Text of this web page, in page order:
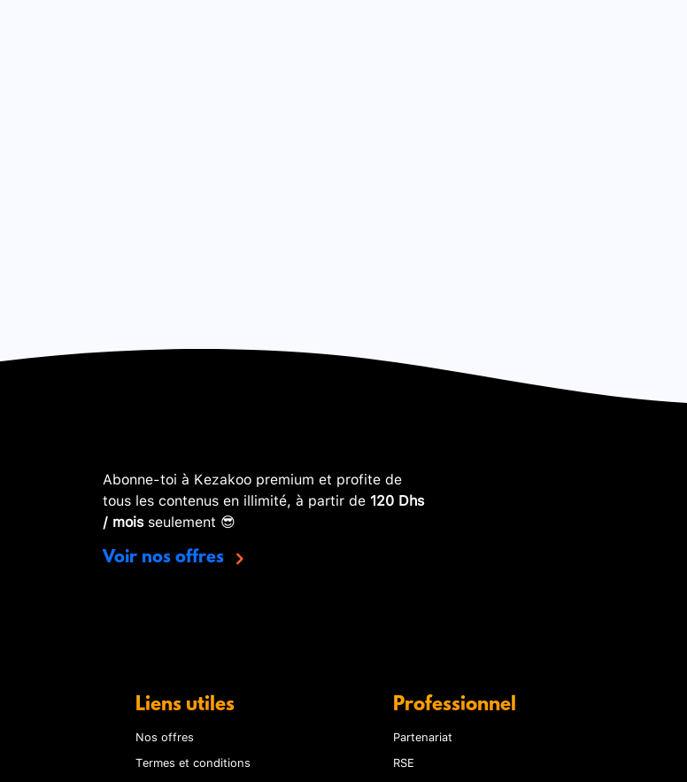
Abonne-toi à Kezakoo premium et profite de
tous les contenus en illimité, à partir de 120 Dhs
/ moisseulement 😎
Voir nos offres
Liens utiles
Nos offres
Termes et conditions
Professionnel
Partenariat
RSE